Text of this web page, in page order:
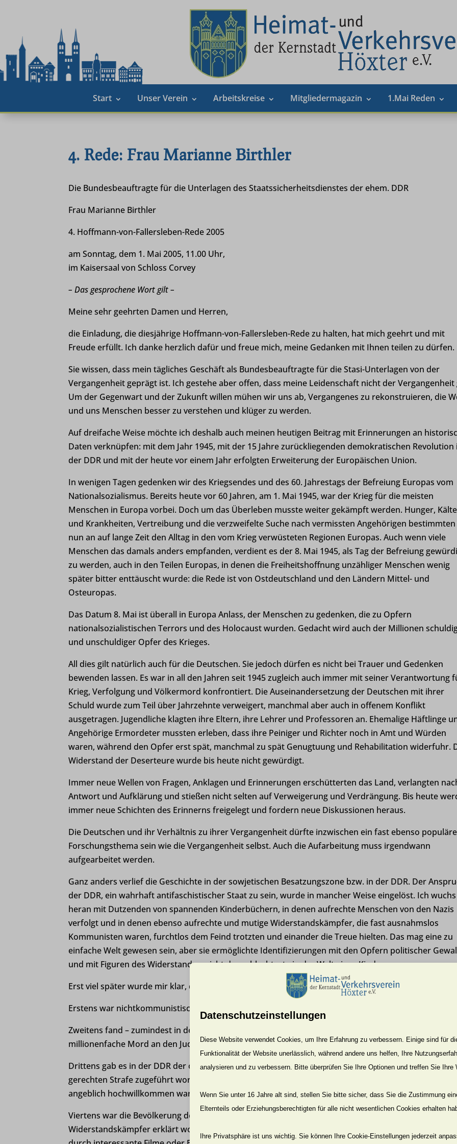
Start Unser Verein Arbeitskreise Mitgliedermagazin 1.Mai Reden
4. Rede: Frau Marianne Birthler
Die Bundesbeauftragte für die Unterlagen des Staatssicherheitsdienstes der ehem. DDR
Frau Marianne Birthler
4. Hoffmann-von-Fallersleben-Rede 2005
am Sonntag, dem 1. Mai 2005, 11.00 Uhr,
im Kaisersaal von Schloss Corvey
– Das gesprochene Wort gilt –
Meine sehr geehrten Damen und Herren,
die Einladung, die diesjährige Hoffmann-von-Fallersleben-Rede zu halten, hat mich geehrt und mit
Freude erfüllt. Ich danke herzlich dafür und freue mich, meine Gedanken mit Ihnen teilen zu dürfen.
Sie wissen, dass mein tägliches Geschäft als Bundesbeauftragte für die Stasi-Unterlagen von der
Vergangenheit geprägt ist. Ich gestehe aber offen, dass meine Leidenschaft nicht der Vergangenheit
Um der Gegenwart und der Zukunft willen mühen wir uns ab, Vergangenes zu rekonstruieren, die
und uns Menschen besser zu verstehen und klüger zu werden.
Auf dreifache Weise möchte ich deshalb auch meinen heutigen Beitrag mit Erinnerungen an
Daten verknüpfen: mit dem Jahr 1945, mit der 15 Jahre zurückliegenden demokratischen Revolution
der DDR und mit der heute vor einem Jahr erfolgten Erweiterung der Europäischen Union.
In wenigen Tagen gedenken wir des Kriegsendes und des 60. Jahrestags der Befreiung Europas vom
Nationalsozialismus. Bereits heute vor 60 Jahren, am 1. Mai 1945, war der Krieg für die meisten
Menschen in Europa vorbei. Doch um das Überleben musste weiter gekämpft werden. Hunger, Kälte
und Krankheiten, Vertreibung und die verzweifelte Suche nach vermissten Angehörigen bestimmten
nun an auf lange Zeit den Alltag in den vom Krieg verwüsteten Regionen Europas. Auch wenn viele
Menschen das damals anders empfanden, verdient es der 8. Mai 1945, als Tag der Befreiung
zu werden, auch in den Teilen Europas, in denen die Freiheitshoffnung unzähliger Menschen wenig
später bitter enttäuscht wurde: die Rede ist von Ostdeutschland und den Ländern Mittel- und
Osteuropas.
Das Datum 8. Mai ist überall in Europa Anlass, der Menschen zu gedenken, die zu Opfern
nationalsozialistischen Terrors und des Holocaust wurden. Gedacht wird auch der Millionen
und unschuldiger Opfer des Krieges.
All dies gilt natürlich auch für die Deutschen. Sie jedoch dürfen es nicht bei Trauer und Gedenken
bewenden lassen. Es war in all den Jahren seit 1945 zugleich auch immer mit seiner Verantwortung
Krieg, Verfolgung und Völkermord konfrontiert. Die Auseinandersetzung der Deutschen mit ihrer
Schuld wurde zum Teil über Jahrzehnte verweigert, manchmal aber auch in offenem Konflikt
ausgetragen. Jugendliche klagten ihre Eltern, ihre Lehrer und Professoren an. Ehemalige Häftlinge
Angehörige Ermordeter mussten erleben, dass ihre Peiniger und Richter noch in Amt und Würden
waren, während den Opfer erst spät, manchmal zu spät Genugtuung und Rehabilitation widerfuhr.
Widerstand der Deserteure wurde bis heute nicht gewürdigt.
Immer neue Wellen von Fragen, Anklagen und Erinnerungen erschütterten das Land, verlangten
Antwort und Aufklärung und stießen nicht selten auf Verweigerung und Verdrängung. Bis heute
immer neue Schichten des Erinnerns freigelegt und fordern neue Diskussionen heraus.
Die Deutschen und ihr Verhältnis zu ihrer Vergangenheit dürfte inzwischen ein fast ebenso
Forschungsthema sein wie die Vergangenheit selbst. Auch die Aufarbeitung muss irgendwann
aufgearbeitet werden.
Ganz anders verlief die Geschichte in der sowjetischen Besatzungszone bzw. in der DDR. Der
der DDR, ein wahrhaft antifaschistischer Staat zu sein, wurde in mancher Weise eingelöst. Ich wuchs
heran mit Dutzenden von spannenden Kinderbüchern, in denen aufrechte Menschen von den Nazis
verfolgt und in denen ebenso aufrechte und mutige Widerstandskämpfer, die fast ausnahmslos
Kommunisten waren, furchtlos dem Feind trotzten und einander die Treue hielten. Das mag eine zu
einfache Welt gewesen sein, aber sie ermöglichte Identifizierungen mit den Opfern politischer
und mit Figuren des Widerstands – nicht das schlechteste in der Welt eines Kindes.
Erst viel später wurde mir klar, dass diese Art der Aufklärung mehr als einen Haken hatte:
Erstens war nichtkommunistischer Widerstand zwar nicht vollständig, aber weitgehend ausgeblendet.
Zweitens fand – zumindest in den fünfziger und sechziger Jahren, in denen ich die Schule besuchte –
millionenfache Mord an den Juden allenfalls am Rande Erwähnung.
Drittens gab es in der DDR der offiziellen Lesart zufolge keine Nazis mehr, weil diese entweder ihrer
gerechten Strafe zugeführt worden waren oder sich rechtzeitig in den Westen gerettet hatten, wo sie
angeblich hochwillkommen waren.
Viertens war die Bevölkerung der DDR exkulpiert: Per Dekret war sie zum Alleinerben der Opfer und
Widerstandskämpfer erklärt worden. Ralph Giordano nannte dieses Phänomen, das nur ab und zu
Datenschutzeinstellungen
Diese Website verwendet Cookies, um Ihre Erfahrung zu verbessern. Einige sind für
Funktionalität der Website unerlässlich, während andere uns helfen, Ihre
analysieren und zu verbessern. Bitte überprüfen Sie Ihre Optionen und treffen Sie Ihre
Wenn Sie unter 16 Jahre alt sind, stellen Sie bitte sicher, dass Sie die Zustimmung
Elternteils oder Erziehungsberechtigten für alle nicht wesentlichen Cookies erhalten
Ihre Privatsphäre ist uns wichtig. Sie können Ihre Cookie-Einstellungen jederzeit